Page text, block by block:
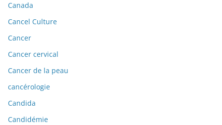
Canada
Cancel Culture
Cancer
Cancer cervical
Cancer de la peau
cancérologie
Candida
Candidémie